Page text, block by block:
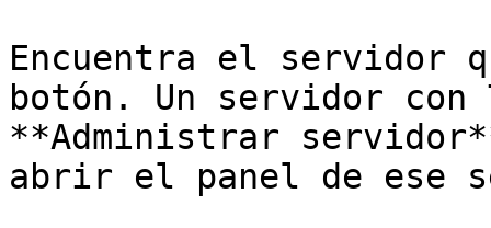
Encuentra el servidor
botón. Un servidor
**Administrar
abrir el panel de ese